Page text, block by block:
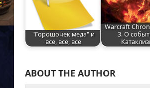
"Горошочек меда" и
все, все, все
Warcraft
3. О
ABOUT THE AUTHOR